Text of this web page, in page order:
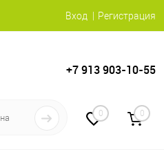
Вход Регистрация
+7 913 903-10-55
0 0